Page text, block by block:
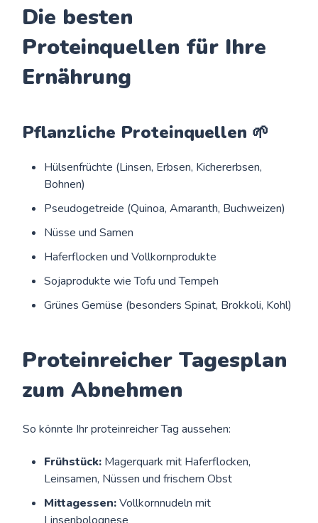
Die besten
Proteinquellen für Ihre
Ernährung
Pflanzliche Proteinquellen 🌱
Hülsenfrüchte (Linsen, Erbsen, Kichererbsen,
Bohnen)
Pseudogetreide (Quinoa, Amaranth, Buchweizen)
Nüsse und Samen
Haferflocken und Vollkornprodukte
Sojaprodukte wie Tofu und Tempeh
Grünes Gemüse (besonders Spinat, Brokkoli, Kohl)
Proteinreicher Tagesplan
zum Abnehmen
So könnte Ihr proteinreicher Tag aussehen:
Frühstück: Magerquark mit Haferflocken,
Leinsamen, Nüssen und frischem Obst
Mittagessen:Vollkornnudeln mit